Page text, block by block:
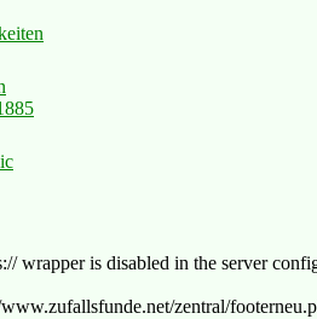
wrapper is disabled in the server
zentral/